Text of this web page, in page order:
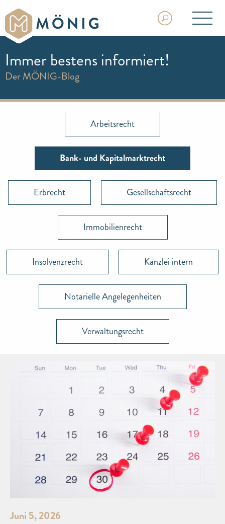
Immer bestens informiert!
Der MÖNIG-Blog
Arbeitsrecht
Bank- und Kapitalmarktrecht
Erbrecht Gesellschaftsrecht
Immobilienrecht
Insolvenzrecht Kanzlei intern
Notarielle Angelegenheiten
Verwaltungsrecht
Juni 5, 2026